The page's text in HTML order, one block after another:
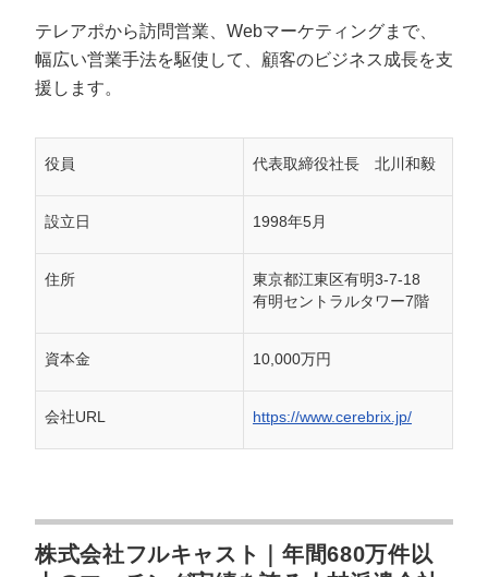
テレアポから訪問営業、Webマーケティングまで、
幅広い営業手法を駆使して、顧客のビジネス成長を支
援します。
役員 代表取締役社長 北川和毅
設立日 1998年5月
住所
東京都江東区有明3-7-18
有明セントラルタワー7階
資本金 10,000万円
会社URL https://www.cerebrix.jp/
株式会社フルキャスト｜年間680万件以